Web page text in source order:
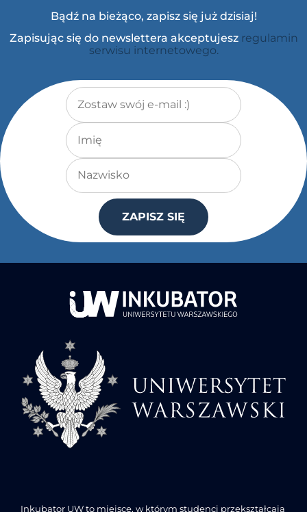
Bądź na bieżąco, zapisz się już dzisiaj!
Zapisując się do newslettera akceptujesz regulamin
serwisu internetowego.
Adres e-mail*
Imię
Nazwisko
ZAPISZ SIĘ
Inkubator UW to miejsce, w którym studenci przekształcają